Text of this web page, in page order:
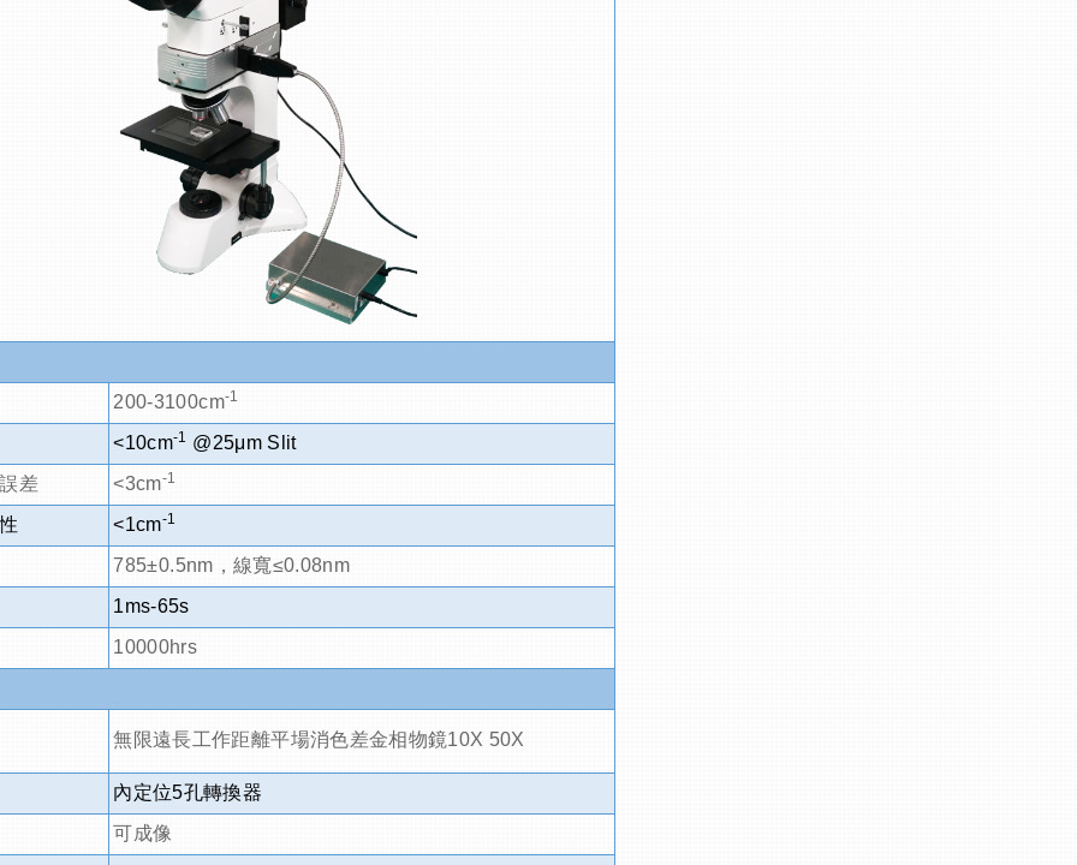
200-3100cm-1
<10cm-1 @25μm Slit
差
<3cm-1
<1cm-1
785±0.5nm，線寬≤0.08nm
1ms-65s
10000hrs
無限遠長工作距離平場消色差金相物鏡10X 50X
內定位5孔轉換器
可成像